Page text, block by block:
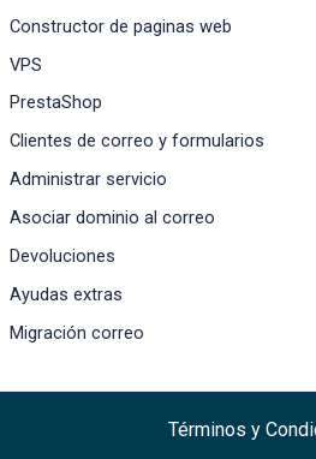
Constructor de paginas web
VPS
PrestaShop
Clientes de correo y formularios
Administrar servicio
Asociar dominio al correo
Devoluciones
Ayudas extras
Migración correo
Términos y